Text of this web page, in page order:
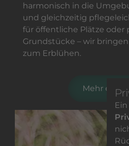
harmonisch in die
und gleichzeitig
für öffentliche Plätze oder
Grundstücke – wir
zum Erblühen.
Mehr